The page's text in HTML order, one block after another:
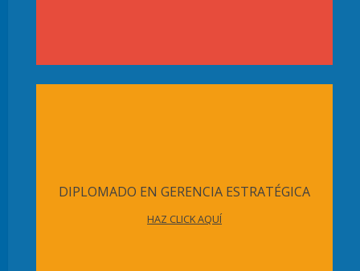
DIPLOMADO EN GERENCIA ESTRATÉGICA
HAZ CLICK AQUÍ